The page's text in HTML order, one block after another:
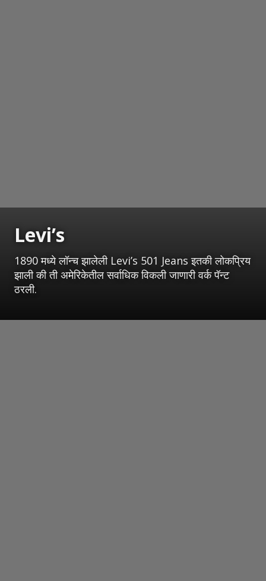
Levi’s
1890 मध्ये लॉन्च झालेली Levi’s 501 Jeans इतकी लोकप्रिय
झाली की ती अमेरिकेतील सर्वाधिक विकली जाणारी वर्क पॅन्ट
ठरली.